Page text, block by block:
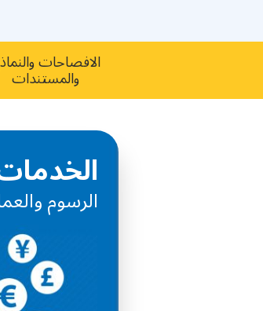
الافصاحات
والمستندات
الرسوم